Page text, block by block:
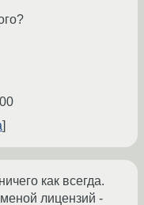
как всегда.
лицензий -